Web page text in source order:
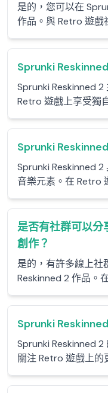
是的，您可以在
作品。與 Retro 遊戲
Sprunki
Sprunki Reskinned
Retro 遊戲上享受獨
Sprunki
Sprunki Reskinned
音樂元素。在 Retro
是否有社群可以分
創作？
是的，有許多線上社
Reskinned 2 作品。
Sprunki
Sprunki Reskinned
關注 Retro 遊戲上的